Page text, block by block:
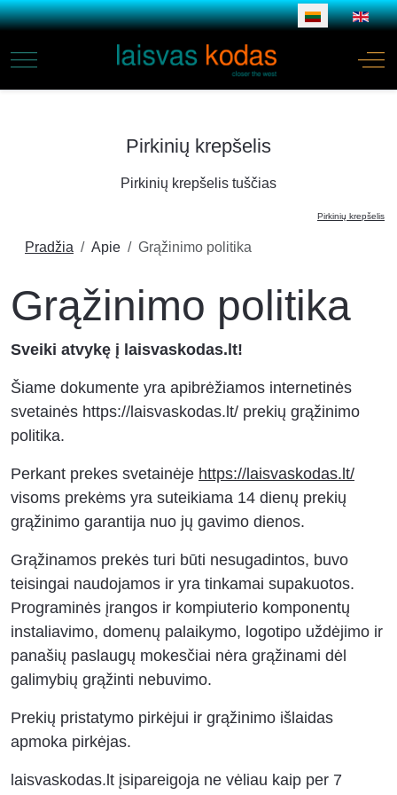
Pasirinkite savo
Mobile Menu Toggle Off-
Pirkinių krepšelis
Pirkinių krepšelis tuščias
Pirkinių krepšelis
Pradžia Apie Grąžinimo politika
Grąžinimo politika
Sveiki atvykę į laisvaskodas.lt!
Šiame dokumente yra apibrėžiamos internetinės
svetainės https://laisvaskodas.lt/ prekių grąžinimo
politika.
Perkant prekes svetainėje https://laisvaskodas.lt/
visoms prekėms yra suteikiama 14 dienų prekių
grąžinimo garantija nuo jų gavimo dienos.
Grąžinamos prekės turi būti nesugadintos, buvo
teisingai naudojamos ir yra tinkamai supakuotos.
Programinės įrangos ir kompiuterio komponentų
instaliavimo, domenų palaikymo, logotipo uždėjimo ir
panašių paslaugų mokesčiai nėra grąžinami dėl
galimybių grąžinti nebuvimo.
Prekių pristatymo pirkėjui ir grąžinimo išlaidas
apmoka pirkėjas.
laisvaskodas.lt įsipareigoja ne vėliau kaip per 7